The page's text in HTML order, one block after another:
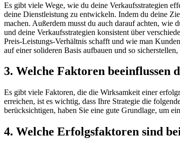
Es gibt viele Wege, wie du deine Verkaufsstrategien
deine Dienstleistung zu entwickeln. Indem du deine
machen. Außerdem musst du auch darauf achten, wie
und deine Verkaufsstrategien konsistent über
Preis-Leistungs-Verhältnis schafft und wie man
auf einer solideren Basis aufbauen und so
3. Welche Faktoren beeinflussen
Es gibt viele Faktoren, die die Wirksamkeit einer
erreichen, ist es wichtig, dass Ihre Strategie die
berücksichtigen, haben Sie eine gute Grundlage, um
4. Welche Erfolgsfaktoren sind